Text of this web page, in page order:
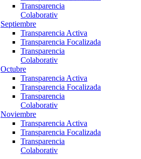
Transparencia
Colaborativ
Septiembre
Transparencia Activa
Transparencia Focalizada
Transparencia
Colaborativ
Octubre
Transparencia Activa
Transparencia Focalizada
Transparencia
Colaborativ
Noviembre
Transparencia Activa
Transparencia Focalizada
Transparencia
Colaborativ